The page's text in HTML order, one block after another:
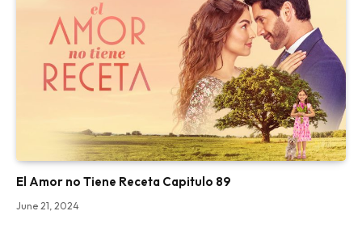
El Amor no Tiene Receta Capitulo 89
June 21, 2024